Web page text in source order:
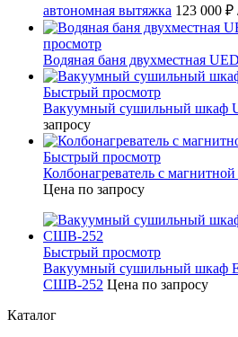
автономная вытяжка 123 000 ₽
просмотр
Водяная баня двухместная
Быстрый просмотр
Вакуумный сушильный шкаф
запросу
Быстрый просмотр
Колбонагреватель с
Цена по запросу
Быстрый просмотр
Вакуумный сушильный шкаф
СШВ-252 Цена по запросу
Каталог